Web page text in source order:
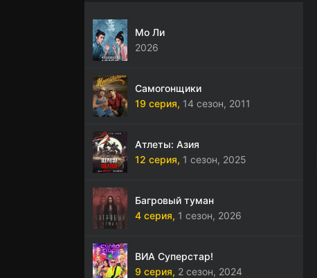
Мо Ли
2026
Самогонщики
19 серия, 14 сезон, 2011
Атлеты: Азия
12 серия, 1 сезон, 2025
Багровый туман
4 серия, 1 сезон, 2026
ВИА Суперстар!
9 серия, 2 сезон, 2024